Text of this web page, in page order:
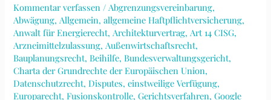
Kommentar verfassen / Abgrenzungsvereinbarung,
Abwägung, Allgemein,allgemeine Haftpflichtversicherung,
Anwalt für Energierecht, Architekturvertrag, Art 14 CISG,
Arzneimittelzulassung, Außenwirtschaftsrecht,
Bauplanungsrecht,Beihilfe,Bundesverwaltungsgericht,
Charta der Grundrechte der Europäischen Union,
Datenschutzrecht,Disputes,einstweilige Verfügung,
Europarecht,Fusionskontrolle,Gerichtsverfahren,Google